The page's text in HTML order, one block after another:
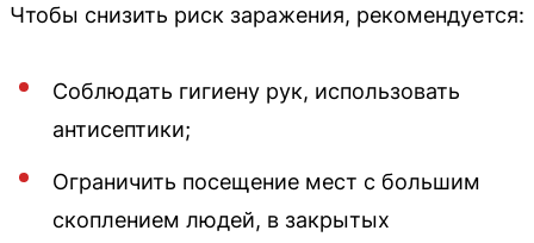
Чтобы снизить риск заражения, рекомендуется:
Соблюдать гигиену рук, использовать
антисептики;
Ограничить посещение мест с большим
скоплением людей, в закрытых